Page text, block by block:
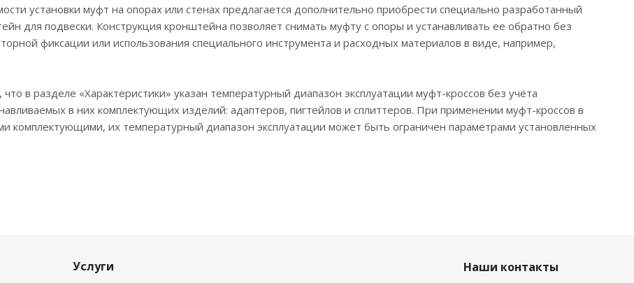
установки муфт на опорах или стенах предлагается дополнительно приобрести специально разработанный
для подвески. Конструкция кронштейна позволяет снимать муфту с опоры и устанавливать ее обратно без
фиксации или использования специального инструмента и расходных материалов в виде, например,
в разделе «Характеристики» указан температурный диапазон эксплуатации муфт-кроссов без учёта
в них комплектующих изделий: адаптеров, пигтейлов и сплиттеров. При применении муфт-кроссов в
комплектующими, их температурный диапазон эксплуатации может быть ограничен параметрами установленных
Услуги Наши контакты